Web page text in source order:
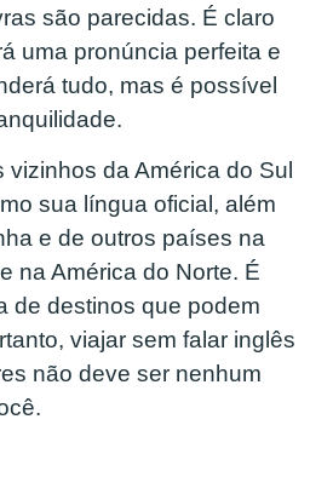
são parecidas. É claro
uma pronúncia perfeita e
tudo, mas é possível
da América do Sul
sua língua oficial, além
e de outros países na
na América do Norte. É
de destinos que podem
viajar sem falar inglês
não deve ser nenhum